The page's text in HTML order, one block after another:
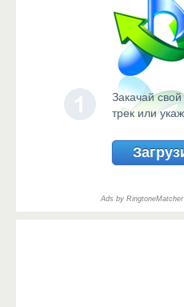
Закачай
трек или
Ads by RingtoneMatcher